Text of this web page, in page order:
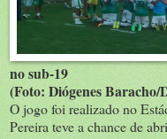
no sub-19
(Foto: Diógenes Baracho/
O jogo foi realizado no
Pereira teve a chance de